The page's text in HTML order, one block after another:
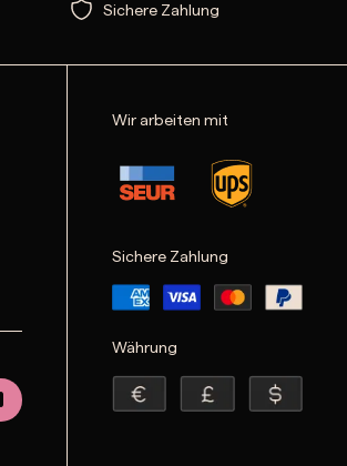
Sichere Zahlung
Wir arbeiten mit
Sichere Zahlung
Währung